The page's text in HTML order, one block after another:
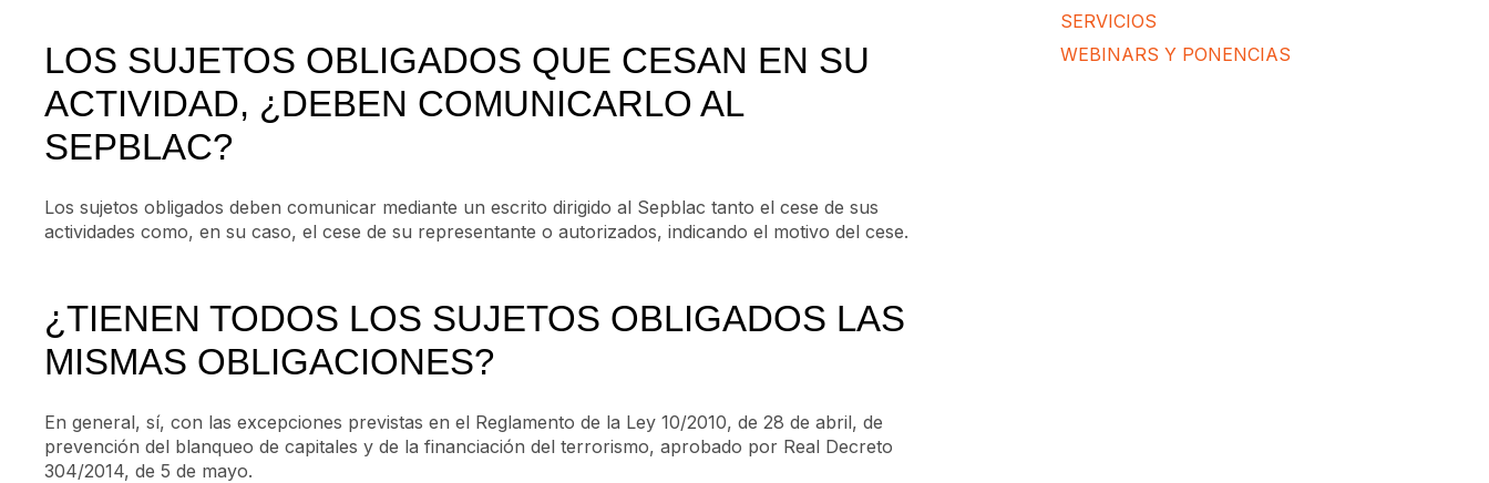
LOS SUJETOS OBLIGADOS QUE CESAN EN SU
ACTIVIDAD, ¿DEBEN COMUNICARLO AL
SEPBLAC?
Los sujetos obligados deben comunicar mediante un escrito dirigido al Sepblac tanto el cese de sus
actividades como, en su caso, el cese de su representante o autorizados, indicando el motivo del cese.
¿TIENEN TODOS LOS SUJETOS OBLIGADOS LAS
MISMAS OBLIGACIONES?
En general, sí, con las excepciones previstas en el Reglamento de la Ley 10/2010, de 28 de abril, de
prevención del blanqueo de capitales y de la financiación del terrorismo, aprobado por Real Decreto
304/2014, de 5 de mayo.
SERVICIOS
WEBINARS Y PONENCIAS